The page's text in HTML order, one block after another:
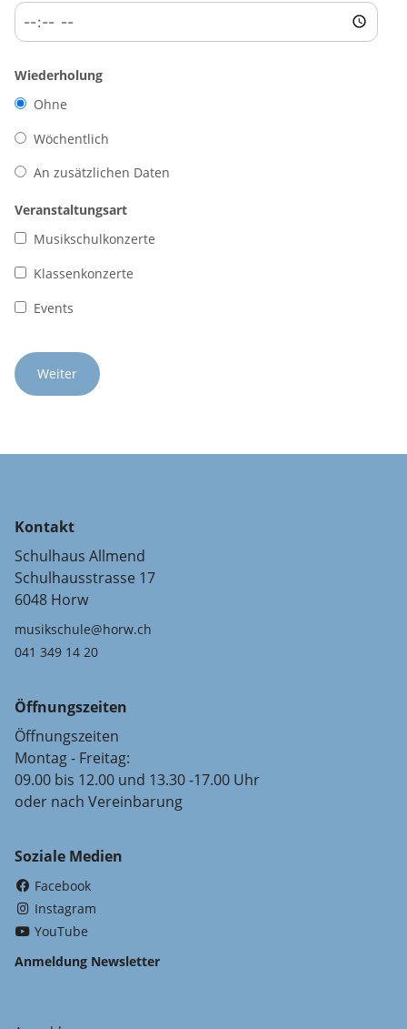
Wiederholung
Ohne
Wöchentlich
An zusätzlichen Daten
Veranstaltungsart
Musikschulkonzerte
Klassenkonzerte
Events
Kontakt
Schulhaus Allmend
Schulhausstrasse 17
6048 Horw
musikschule@horw.ch
041 349 14 20
Öffnungszeiten
Öffnungszeiten
Montag - Freitag:
09.00 bis 12.00 und 13.30 -17.00 Uhr
oder nach Vereinbarung
Soziale Medien
Facebook
Instagram
YouTube
Anmeldung Newsletter